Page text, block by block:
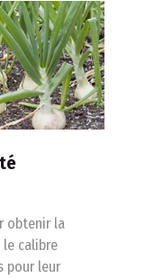
obtenir la
calibre
pour leur